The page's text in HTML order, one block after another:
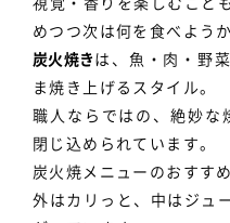
視覚・香りを楽しむこと
めつつ次は何を食べよう
炭火焼き は、魚・肉・野
ま焼き上げるスタイル。
職人ならではの、絶妙な
閉じ込められています。
炭火焼メニューのおすすめ
外はカリっと、中はジュ